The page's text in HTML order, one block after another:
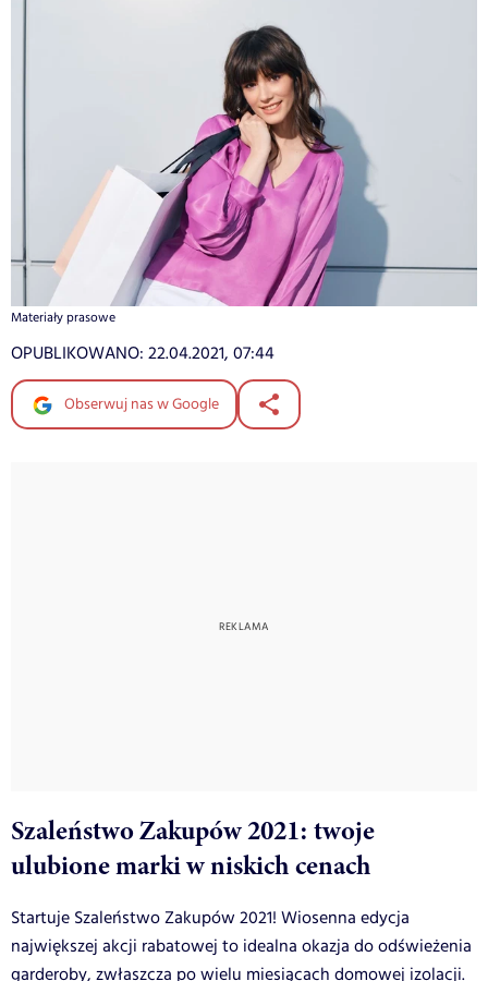
Materiały prasowe
OPUBLIKOWANO: 22.04.2021, 07:44
Obserwuj nas w Google
Szaleństwo Zakupów 2021: twoje
ulubione marki w niskich cenach
Startuje Szaleństwo Zakupów 2021! Wiosenna edycja
największej akcji rabatowej to idealna okazja do odświeżenia
garderoby, zwłaszcza po wielu miesiącach domowej izolacji.